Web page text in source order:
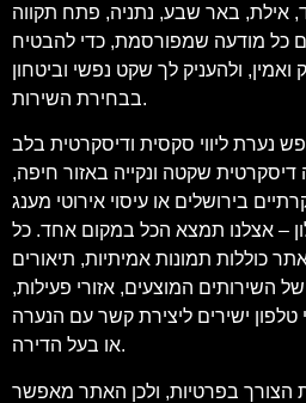
אילת, באר שבע, נתניה, פתח תקווה
כל מודעה שמפורסמת, כדי להבטיח
ואמין, ולהעניק לך שקט נפשי וביטחון
בבחירת השירות.
נערת ליווי סקסית ודיסקרטית בלב
דיסקרטית שקטה ונקייה באזור חיפה,
בירושלים או עיסוי אירוטי מענג
– אצלנו תמצא הכל במקום אחד. כל
כוללות תמונות אמיתיות, תיאורים
השירותים המוצעים, אזורי פעילות,
טלפון ישירים ליצירת קשר עם הנערה
או בעל הדירה.
הצורך בפרטיות, ולכן האתר מאפשר